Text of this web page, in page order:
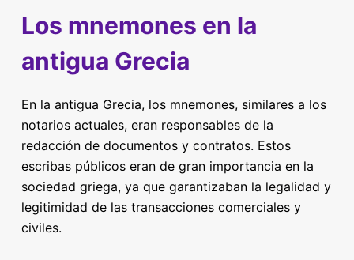
Los mnemones en la
antigua Grecia
En la antigua Grecia, los mnemones, similares a los
notarios actuales, eran responsables de la
redacción de documentos y contratos. Estos
escribas públicos eran de gran importancia en la
sociedad griega, ya que garantizaban la legalidad y
legitimidad de las transacciones comerciales y
civiles.